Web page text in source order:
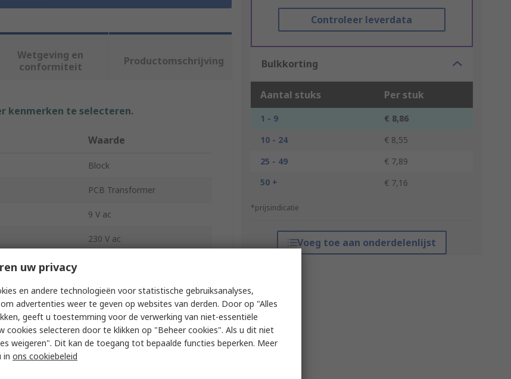
Controleer leverdata
Bulkkorting
Aantal stuks Per stuk
1 - 9
€ 8,86
10 - 24
€ 8,55
25 - 49
€ 7,89
50 +
€ 7,16
*prijsindicatie
Voeg toe aan onderdelenlijst
Wetgeving en
conformiteit
Productomschrijving
kenmerken te selecteren.
Waarde
Block
PCB Transformer
9 V ac
230 V ac
32.3mm
27.3mm
1VA
uw privacy
en andere technologieën voor statistische gebruiksanalyses,
advertenties weer te geven op websites van derden. Door op "Alles
geeft u toestemming voor de verwerking van niet-essentiële
cookies selecteren door te klikken op "Beheer cookies". Als u dit niet
weigeren". Dit kan de toegang tot bepaalde functies beperken. Meer
in ons cookiebeleid